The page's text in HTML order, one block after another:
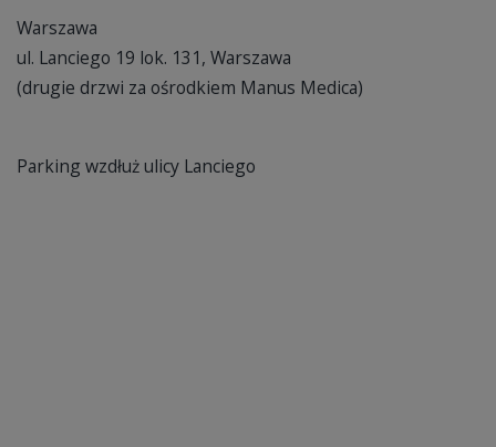
Warszawa
ul. Lanciego 19 lok. 131, Warszawa
(drugie drzwi za ośrodkiem Manus Medica)
Parking wzdłuż ulicy Lanciego